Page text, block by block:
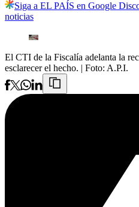
Siga a EL PAÍS en Google
noticias
El CTI de la Fiscalía adelanta la
esclarecer el hecho. | Foto: A.P.I.